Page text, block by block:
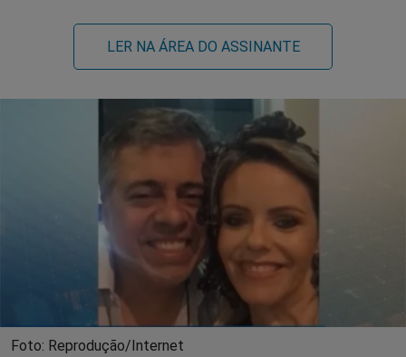
LER NA ÁREA DO ASSINANTE
Foto: Reprodução/Internet